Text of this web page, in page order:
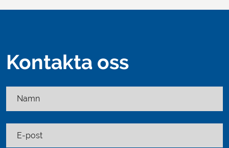
Kontakta oss
Namn
E-post